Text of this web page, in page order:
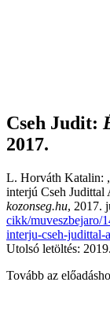
Cseh Judit:
2017.
L. Horváth Katalin:
interjú Cseh Judittal
kozonseg.hu, 2017.
cikk/muveszbejaro/
interju-cseh-judittal-
Utolsó letöltés:
Tovább az